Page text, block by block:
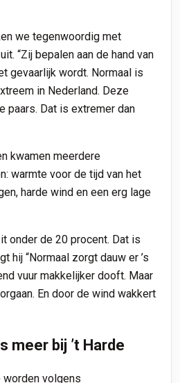
we tegenwoordig met
“Zij bepalen aan de hand van
gevaarlijk wordt. Normaal is
in Nederland. Deze
paars. Dat is extremer dan
kwamen meerdere
warmte voor de tijd van het
harde wind en een erg lage
onder de 20 procent. Dat is
hij “Normaal zorgt dauw er ’s
vuur makkelijker dooft. Maar
En door de wind wakkert
meer bij ’t Harde
worden volgens